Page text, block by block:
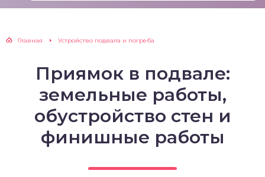
Главная Устройство подвала и погреба
Приямок в подвале:
земельные работы,
обустройство стен и
финишные работы